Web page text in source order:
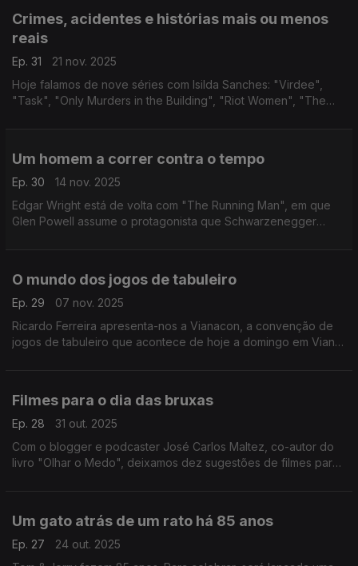
Crimes, acidentes e histórias mais ou menos
reais
Ep. 31
21 nov. 2025
Hoje falamos de nove séries com Isilda Sanches: "Virdee",
"Task", "Only Murders in the Building", "Riot Women", "The
Um homem a correr contra o tempo
Ep. 30
14 nov. 2025
Edgar Wright está de volta com "The Running Man", em que
Glen Powell assume o protagonista que Schwarzenegger
O mundo dos jogos de tabuleiro
Ep. 29
07 nov. 2025
Ricardo Ferreira apresenta-nos a Vianacon, a convenção de
jogos de tabuleiro que acontece de hoje a domingo em Viana
Filmes para o dia das bruxas
Ep. 28
31 out. 2025
Com o blogger e podcaster José Carlos Maltez, co-autor do
livro "Olhar o Medo", deixamos dez sugestões de filmes para
Um gato atrás de um rato há 85 anos
Ep. 27
24 out. 2025